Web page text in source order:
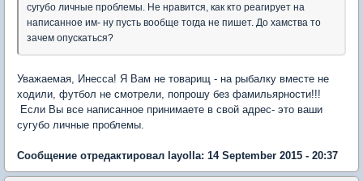
сугубо личные проблемы. Не нравится, как кто реагирует на
написанное им- ну пусть вообще тогда не пишет. До хамства то
зачем опускаться?
Уважаемая, Инесса! Я Вам не товарищ - на рыбалку вместе не
ходили, футбол не смотрели, попрошу без фамильярности!!!
Если Вы все написанное принимаете в свой адрес- это ваши
сугубо личные проблемы.
Сообщение отредактировал layolla: 14 September 2015 - 20:37